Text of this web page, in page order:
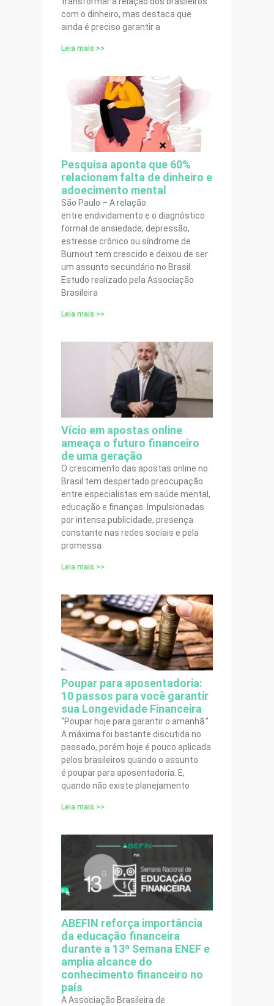
com o dinheiro, mas destaca que
ainda é preciso garantir a
Leia mais >>
Pesquisa aponta que 60%
relacionam falta de dinheiro e
adoecimento mental
São Paulo – A relação
entre endividamento e o diagnóstico
formal de ansiedade, depressão,
estresse crônico ou síndrome de
Burnout tem crescido e deixou de ser
um assunto secundário no Brasil.
Estudo realizado pela Associação
Brasileira
Leia mais >>
Vício em apostas online
ameaça o futuro financeiro
de uma geração
O crescimento das apostas online no
Brasil tem despertado preocupação
entre especialistas em saúde mental,
educação e finanças. Impulsionadas
por intensa publicidade, presença
constante nas redes sociais e pela
promessa
Leia mais >>
Poupar para aposentadoria:
10 passos para você garantir
sua Longevidade Financeira
“Poupar hoje para garantir o amanhã.”
A máxima foi bastante discutida no
passado, porém hoje é pouco aplicada
pelos brasileiros quando o assunto
é poupar para aposentadoria. E,
quando não existe planejamento
Leia mais >>
ABEFIN reforça importância
da educação financeira
durante a 13ª Semana ENEF e
amplia alcance do
conhecimento financeiro no
país
A Associação Brasileira de